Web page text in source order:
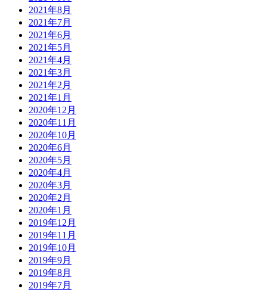
2021年8月
2021年7月
2021年6月
2021年5月
2021年4月
2021年3月
2021年2月
2021年1月
2020年12月
2020年11月
2020年10月
2020年6月
2020年5月
2020年4月
2020年3月
2020年2月
2020年1月
2019年12月
2019年11月
2019年10月
2019年9月
2019年8月
2019年7月